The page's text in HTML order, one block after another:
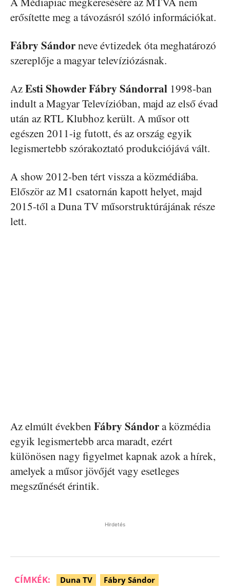
erősítette meg a távozásról szóló információkat.
Fábry Sándorneve évtizedek óta meghatározó
szereplője a magyar televíziózásnak.
AzEsti Showder Fábry Sándorral 1998-ban
indult a Magyar Televízióban, majd az első évad
után az RTL Klubhoz került. A műsor ott
egészen 2011-ig futott, és az ország egyik
legismertebb szórakoztató produkciójává vált.
A show 2012-ben tért vissza a közmédiába.
Először az M1 csatornán kapott helyet, majd
2015-től a Duna TV műsorstruktúrájának része
lett.
Az elmúlt években Fábry Sándora közmédia
egyik legismertebb arca maradt, ezért
különösen nagy figyelmet kapnak azok a hírek,
amelyek a műsor jövőjét vagy esetleges
megszűnését érintik.
Hirdetés
CÍMKÉK: Duna TV Fábry Sándor